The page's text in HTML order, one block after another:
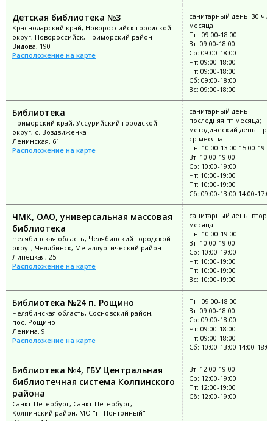
Детская библиотека №3
Краснодарский край, Новороссийск городской
округ, Новороссийск, Приморский район
Видова, 190
Расположение на карте
санитарный день: 30
месяца
Пн: 09:00-18:00
Вт: 09:00-18:00
Ср: 09:00-18:00
Чт: 09:00-18:00
Пт: 09:00-18:00
Сб: 09:00-18:00
Вс: 09:00-18:00
Библиотека
Приморский край, Уссурийский городской
округ, с. Воздвиженка
Ленинская, 61
Расположение на карте
санитарный день:
последняя пт месяца;
методический день:
ср месяца
Пн: 10:00-13:00 15:00-
Вт: 10:00-19:00
Ср: 10:00-19:00
Чт: 10:00-19:00
Пт: 10:00-19:00
Сб: 09:00-13:00 14:00-17:00
ЧМК, ОАО, универсальная массовая
библиотека
Челябинская область, Челябинский городской
округ, Челябинск, Металлургический район
Липецкая, 25
Расположение на карте
санитарный день:
месяца
Пн: 10:00-19:00
Вт: 10:00-19:00
Ср: 10:00-19:00
Чт: 10:00-19:00
Пт: 10:00-19:00
Вс: 10:00-19:00
Библиотека №24 п. Рощино
Челябинская область, Сосновский район,
пос. Рощино
Ленина, 9
Расположение на карте
Пн: 09:00-18:00
Вт: 09:00-18:00
Ср: 09:00-18:00
Чт: 09:00-18:00
Пт: 09:00-18:00
Сб: 10:00-13:00 14:00-18:00
Библиотека №4, ГБУ Центральная
библиотечная система Колпинского
района
Санкт-Петербург, Санкт-Петербург,
Колпинский район, МО "п. Понтонный"
Вт: 12:00-19:00
Ср: 12:00-19:00
Пт: 12:00-19:00
Сб: 12:00-19:00